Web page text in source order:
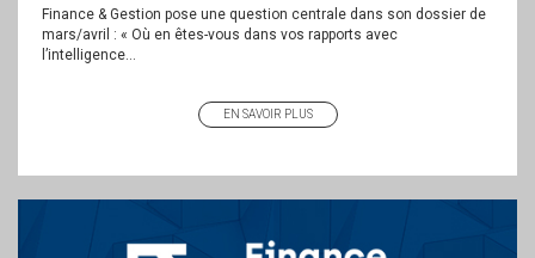
Finance & Gestion pose une question centrale dans son dossier de
mars/avril : « Où en êtes-vous dans vos rapports avec
l’intelligence...
EN SAVOIR PLUS